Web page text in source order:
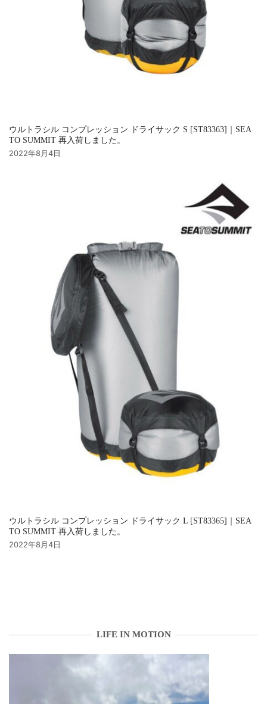
ウルトラシル コンプレッション ドライサック S [ST83363]｜SEA
TO SUMMIT 再入荷しました。
2022年8月4日
ウルトラシル コンプレッション ドライサック L [ST83365]｜SEA
TO SUMMIT 再入荷しました。
2022年8月4日
LIFE IN MOTION